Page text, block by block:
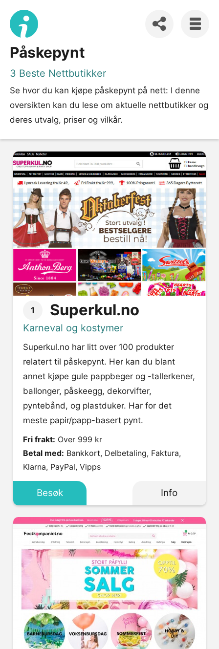
Påskepynt
3 Beste Nettbutikker
Se hvor du kan kjøpe påskepynt på nett: I denne
oversikten kan du lese om aktuelle nettbutikker og
deres utvalg, priser og vilkår.
1 Superkul.no
Karneval og kostymer
Superkul.no har litt over 100 produkter
relatert til påskepynt. Her kan du blant
annet kjøpe gule pappbeger og -tallerkener,
ballonger, påskeegg, dekorvifter,
pyntebånd, og plastduker. Har for det
meste papir/papp-basert pynt.
Fri frakt: Over 999 kr
Betal med:
Klarna, PayPal, Vipps
Besøk Info